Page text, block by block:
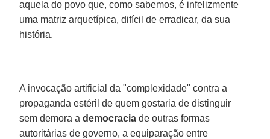
aquela do povo que, como sabemos, é infelizmente
uma matriz arquetípica, difícil de erradicar, da sua
história.
A invocação artificial da "complexidade" contra a
propaganda estéril de quem gostaria de distinguir
sem demora ademocracia de outras formas
autoritárias de governo, a equiparação entre